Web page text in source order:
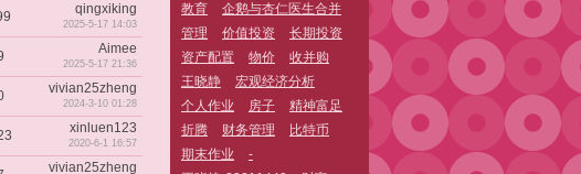
qingxiking
2025-5-17 14:03
Aimee
2025-5-17 21:36
vivian25zheng
2024-3-10 01:28
xinluen123
2020-6-1 16:57
vivian25zheng
教育
企鹅与杏仁医生合并
管理
价值投资
长期投资
资产配置
物价
收并购
王晓静
宏观经济分析
个人作业
房子
精神富足
折腾
财务管理
比特币
期末作业
-